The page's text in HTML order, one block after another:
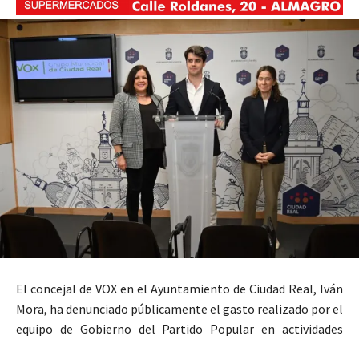
El concejal de VOX en el Ayuntamiento de Ciudad Real, Iván
Mora, ha denunciado públicamente el gasto realizado por el
equipo de Gobierno del Partido Popular en actividades